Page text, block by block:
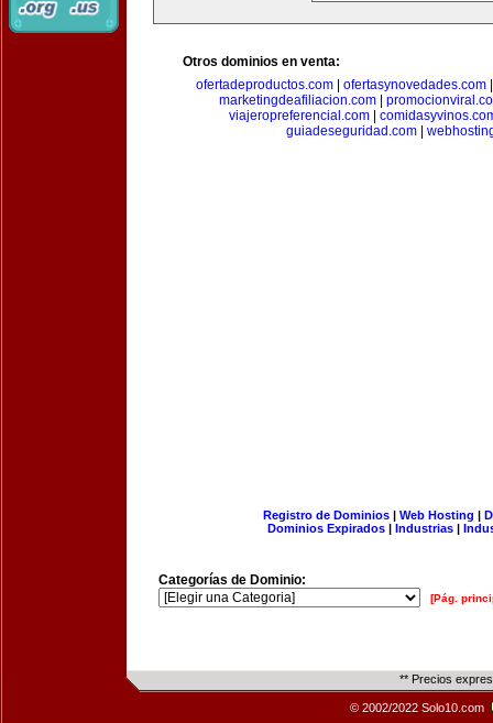
Otros dominios en venta:
ofertadeproductos.com| ofertasynovedades.com
marketingdeafiliacion.com|
viajeropreferencial.com
guiadeseguridad.com|
Registro de Dominios| Web Hosting |
Dominios Expirados | Industrias |
Categorías de Dominio:
[Pág.
** Precios
© 2002/2022 Solo10.com